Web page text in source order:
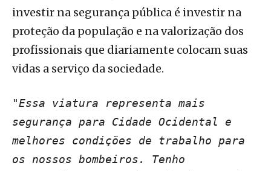
investir na segurança pública é investir na
proteção da população e na valorização dos
profissionais que diariamente colocam suas
vidas a serviço da sociedade.
"Essa viatura representa mais
segurança para Cidade Ocidental e
melhores condições de trabalho para
os nossos bombeiros. Tenho